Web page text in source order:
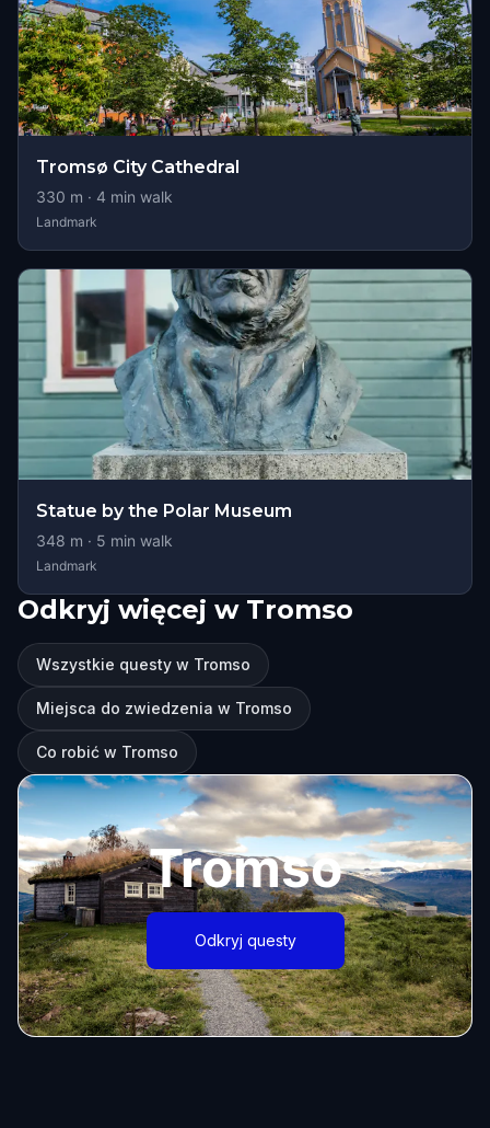
Tromsø City Cathedral
330 m · 4 min walk
Landmark
Statue by the Polar Museum
348 m · 5 min walk
Landmark
Odkryj więcej w Tromso
Wszystkie questy w Tromso
Miejsca do zwiedzenia w Tromso
Co robić w Tromso
Tromso
Odkryj questy